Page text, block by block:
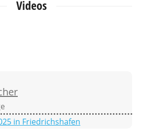
Videos
in Friedrichshafen